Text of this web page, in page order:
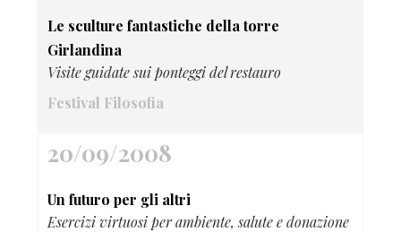
Le sculture fantastiche della torre
Girlandina
Visite guidate sui ponteggi del restauro
Festival Filosofia
20/09/2008
Un futuro per gli altri
Esercizi virtuosi per ambiente, salute e donazione